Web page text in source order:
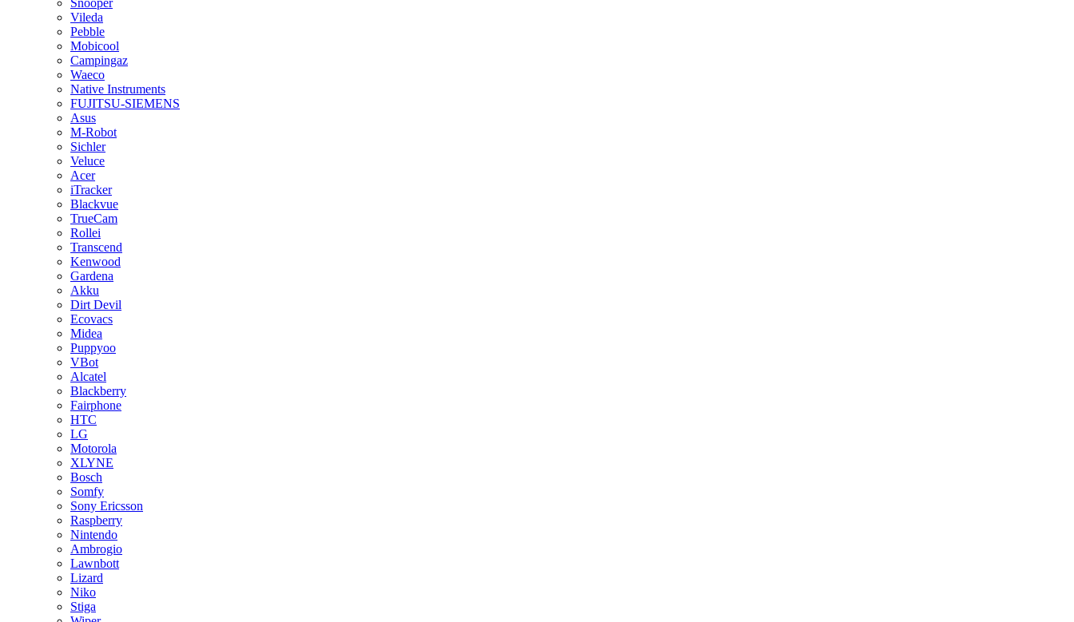
Snooper
Vileda
Pebble
Mobicool
Campingaz
Waeco
Native Instruments
FUJITSU-SIEMENS
Asus
M-Robot
Sichler
Veluce
Acer
iTracker
Blackvue
TrueCam
Rollei
Transcend
Kenwood
Gardena
Akku
Dirt Devil
Ecovacs
Midea
Puppyoo
VBot
Alcatel
Blackberry
Fairphone
HTC
LG
Motorola
XLYNE
Bosch
Somfy
Sony Ericsson
Raspberry
Nintendo
Ambrogio
Lawnbott
Lizard
Niko
Stiga